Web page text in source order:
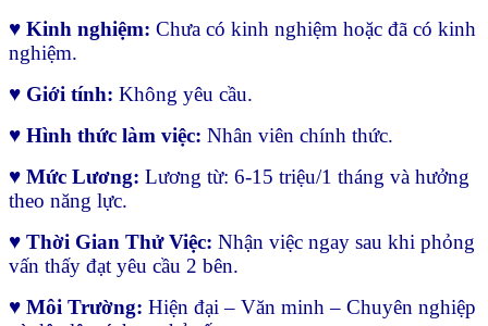
♥ Kinh nghiệm: Chưa có kinh nghiệm hoặc đã có kinh
nghiệm.
♥ Giới tính: Không yêu cầu.
♥ Hình thức làm việc: Nhân viên chính thức.
♥ Mức Lương: Lương từ: 6-15 triệu/1 tháng và hưởng
theo năng lực.
♥ Thời Gian Thử Việc: Nhận việc ngay sau khi phỏng
vấn thấy đạt yêu cầu 2 bên.
♥ Môi Trường: Hiện đại – Văn minh – Chuyên nghiệp